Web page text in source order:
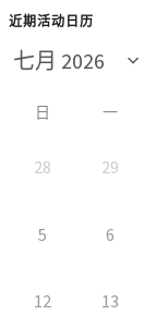
近期活动日历
日 一
28 29
5 6
12 13